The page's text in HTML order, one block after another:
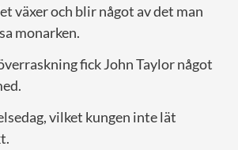
växer och blir något av det man
monarken.
fick John Taylor något
vilket kungen inte lät